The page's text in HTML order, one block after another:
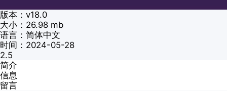
版本：v18.0
大小：26.98 mb
语言：简体中文
时间：2024-05-28
2.5
简介
信息
留言